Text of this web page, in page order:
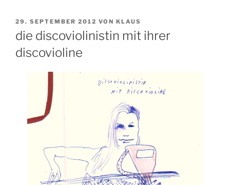
VERÖFFENTLICHT
AM
29. SEPTEMBER 2012 VON KLAUS
die discoviolinistin mit ihrer
discovioline